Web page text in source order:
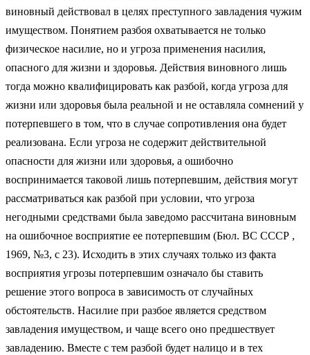
виновный действовал в целях преступного завладения чужим
имуществом. Понятием разбоя охватывается не только
физическое насилие, но и угроза применения насилия,
опасного для жизни и здоровья. Действия виновного лишь
тогда можно квалифицировать как разбой, когда угроза для
жизни или здоровья была реальной и не оставляла сомнений у
потерпевшего в том, что в случае сопротивления она будет
реализована. Если угроза не содержит действительной
опасности для жизни или здоровья, а ошибочно
воспринимается таковой лишь потерпевшим, действия могут
рассматриваться как разбой при условии, что угроза
негодными средствами была заведомо рассчитана виновным
на ошибочное восприятие ее потерпевшим (Бюл. ВС СССР ,
1969, №3, с 23). Исходить в этих случаях только из факта
восприятия угрозы потерпевшим означало бы ставить
решение этого вопроса в зависимость от случайных
обстоятельств. Насилие при разбое является средством
завладения имуществом, и чаще всего оно предшествует
завладению. Вместе с тем разбой будет налицо и в тех